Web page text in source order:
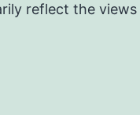
reflect the